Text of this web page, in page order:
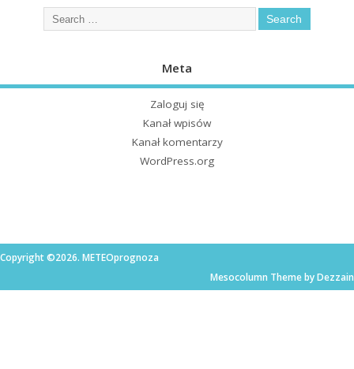
Meta
Zaloguj się
Kanał wpisów
Kanał komentarzy
WordPress.org
Copyright ©2026. METEOprognoza
Mesocolumn Theme by Dezzain